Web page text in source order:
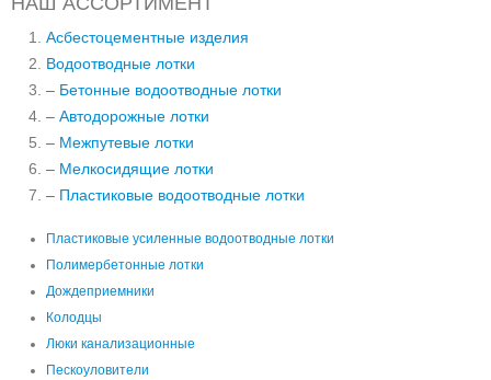
Асбестоцементные изделия
Водоотводные лотки
– Бетонные водоотводные лотки
– Автодорожные лотки
– Межпутевые лотки
– Мелкосидящие лотки
– Пластиковые водоотводные лотки
Пластиковые усиленные водоотводные лотки
Полимербетонные лотки
Дождеприемники
Колодцы
Люки канализационные
Пескоуловители